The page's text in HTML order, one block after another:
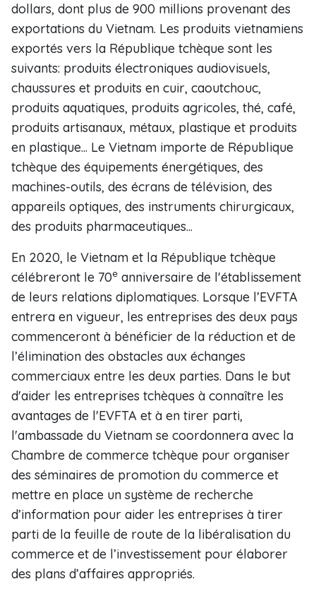
dollars, dont plus de 900 millions provenant des
exportations du Vietnam. Les produits vietnamiens
exportés vers la République tchèque sont les
suivants: produits électroniques audiovisuels,
chaussures et produits en cuir, caoutchouc,
produits aquatiques, produits agricoles, thé, café,
produits artisanaux, métaux, plastique et produits
en plastique... Le Vietnam importe de République
tchèque des équipements énergétiques, des
machines-outils, des écrans de télévision, des
appareils optiques, des instruments chirurgicaux,
des produits pharmaceutiques...
En 2020, le Vietnam et la République tchèque
célébreront le 70e anniversaire de l'établissement
de leurs relations diplomatiques. Lorsque l’EVFTA
entrera en vigueur, les entreprises des deux pays
commenceront à bénéficier de la réduction et de
l’élimination des obstacles aux échanges
commerciaux entre les deux parties. Dans le but
d'aider les entreprises tchèques à connaître les
avantages de l'EVFTA et à en tirer parti,
l'ambassade du Vietnam se coordonnera avec la
Chambre de commerce tchèque pour organiser
des séminaires de promotion du commerce et
mettre en place un système de recherche
d’information pour aider les entreprises à tirer
parti de la feuille de route de la libéralisation du
commerce et de l’investissement pour élaborer
des plans d’affaires appropriés.